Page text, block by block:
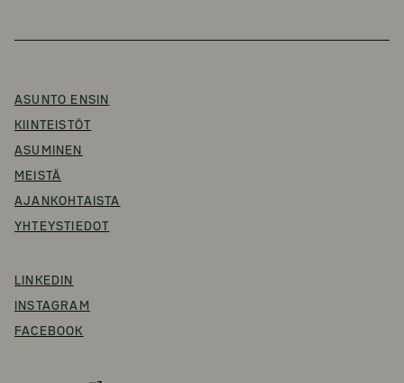
ASUNTO ENSIN
KIINTEISTÖT
ASUMINEN
MEISTÄ
AJANKOHTAISTA
YHTEYSTIEDOT
LINKEDIN
INSTAGRAM
FACEBOOK